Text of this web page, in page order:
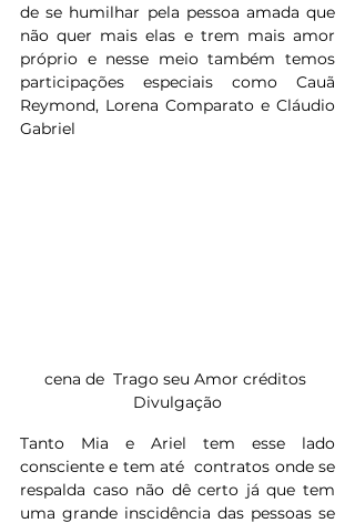
de se humilhar pela pessoa amada que
não quer mais elas e trem mais amor
próprio e nesse meio também temos
participações especiais como Cauã
Reymond, Lorena Comparato e Cláudio
Gabriel
cena de  Trago seu Amor créditos
Divulgação
Tanto Mia e Ariel tem esse lado
consciente e tem até  contratos onde se
respalda caso não dê certo já que tem
uma grande inscidência das pessoas se